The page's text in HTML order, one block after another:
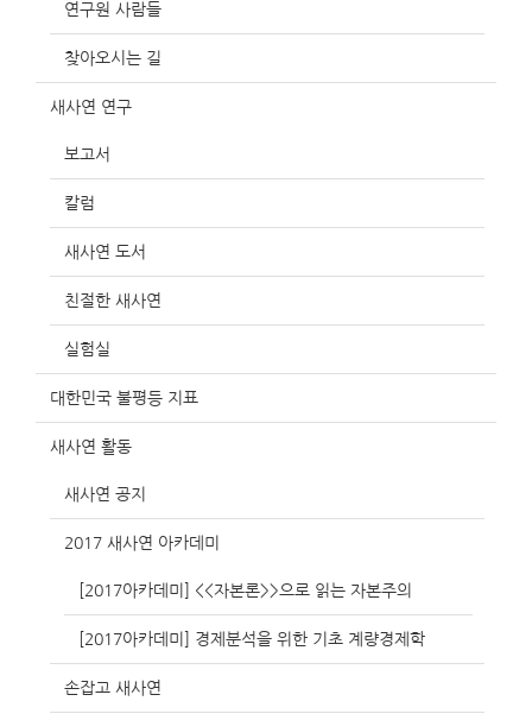
연구원 사람들
찾아오시는 길
새사연 연구
보고서
칼럼
새사연 도서
친절한 새사연
실험실
대한민국 불평등 지표
새사연 활동
새사연 공지
2017 새사연 아카데미
[2017아카데미] <<자본론>>으로 읽는 자본주의
[2017아카데미] 경제분석을 위한 기초 계량경제학
손잡고 새사연